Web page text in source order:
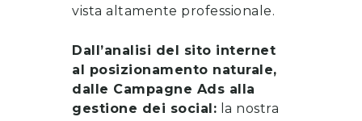
vista altamente professionale.
Dall’analisi del sito internet
al posizionamento naturale,
dalle Campagne Ads alla
gestione dei social: la nostra